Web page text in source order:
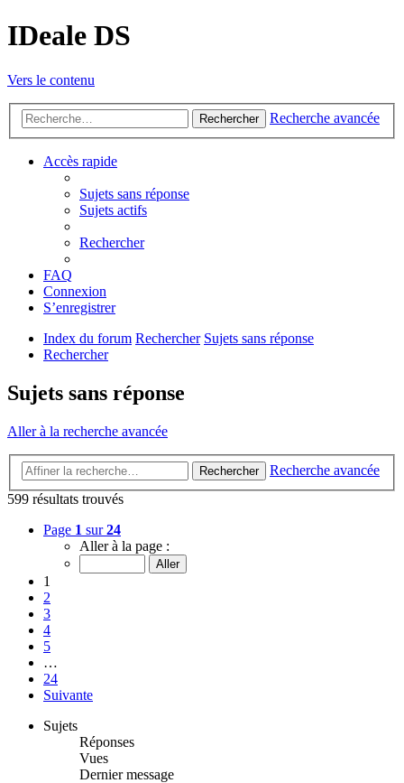
IDeale DS
Vers le contenu
Rechercher Recherche avancée
Accès rapide
Sujets sans réponse
Sujets actifs
Rechercher
FAQ
Connexion
S’enregistrer
Index du forum Rechercher Sujets sans réponse
Rechercher
Sujets sans réponse
Aller à la recherche avancée
Rechercher
Recherche avancée
599 résultats trouvés
Page 1 sur24
Aller à la page :
1
2
3
4
5
…
24
Suivante
Sujets
Réponses
Vues
Dernier message